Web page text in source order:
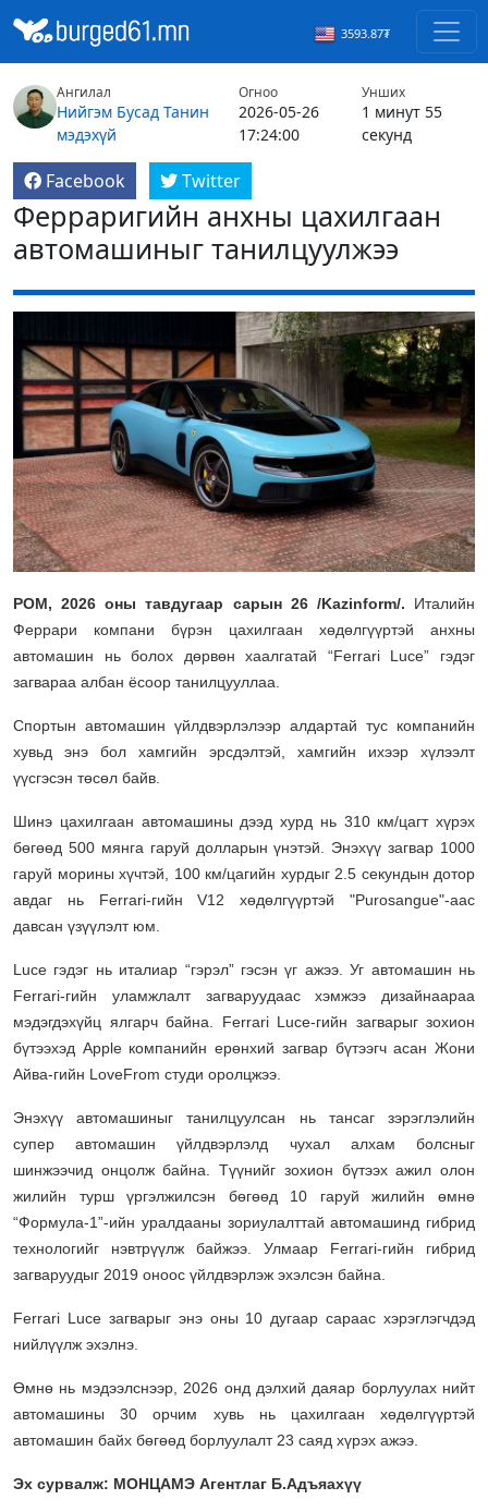
3593.87₮
Ангилал
Нийгэм Бусад Танин
мэдэхүй
Огноо
2026-05-26
17:24:00
Унших
1 минут 55
секунд
Facebook Twitter
Ферраригийн анхны цахилгаан
автомашиныг танилцуулжээ
РОМ, 2026 оны тавдугаар сарын 26 /Kazinform/. Италийн
Феррари компани бүрэн цахилгаан хөдөлгүүртэй анхны
автомашин нь болох дөрвөн хаалгатай “Ferrari Luce” гэдэг
загвараа албан ёсоор танилцууллаа.
Спортын автомашин үйлдвэрлэлээр алдартай тус компанийн
хувьд энэ бол хамгийн эрсдэлтэй, хамгийн ихээр хүлээлт
үүсгэсэн төсөл байв.
Шинэ цахилгаан автомашины дээд хурд нь 310 км/цагт хүрэх
бөгөөд 500 мянга гаруй долларын үнэтэй. Энэхүү загвар 1000
гаруй морины хүчтэй, 100 км/цагийн хурдыг 2.5 секундын дотор
авдаг нь Ferrari-гийн V12 хөдөлгүүртэй "Purosangue"-аас
давсан үзүүлэлт юм.
Luce гэдэг нь италиар “гэрэл” гэсэн үг ажээ. Уг автомашин нь
Ferrari-гийн уламжлалт загваруудаас хэмжээ дизайнаараа
мэдэгдэхүйц ялгарч байна. Ferrari Luce-гийн загварыг зохион
бүтээхэд Apple компанийн ерөнхий загвар бүтээгч асан Жони
Айва-гийн LoveFrom студи оролцжээ.
Энэхүү автомашиныг танилцуулсан нь тансаг зэрэглэлийн
супер автомашин үйлдвэрлэлд чухал алхам болсныг
шинжээчид онцолж байна. Түүнийг зохион бүтээх ажил олон
жилийн турш үргэлжилсэн бөгөөд 10 гаруй жилийн өмнө
“Формула-1”-ийн уралдааны зориулалттай автомашинд гибрид
технологийг нэвтрүүлж байжээ. Улмаар Ferrari-гийн гибрид
загваруудыг 2019 оноос үйлдвэрлэж эхэлсэн байна.
Ferrari Luce загварыг энэ оны 10 дугаар сараас хэрэглэгчдэд
нийлүүлж эхэлнэ.
Өмнө нь мэдээлснээр, 2026 онд дэлхий даяар борлуулах нийт
автомашины 30 орчим хувь нь цахилгаан хөдөлгүүртэй
автомашин байх бөгөөд борлуулалт 23 саяд хүрэх ажээ.
Эх сурвалж: МОНЦАМЭ Агентлаг Б.Адъяахүү